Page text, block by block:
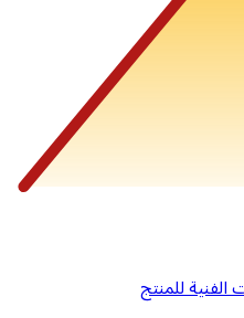
للمنتج